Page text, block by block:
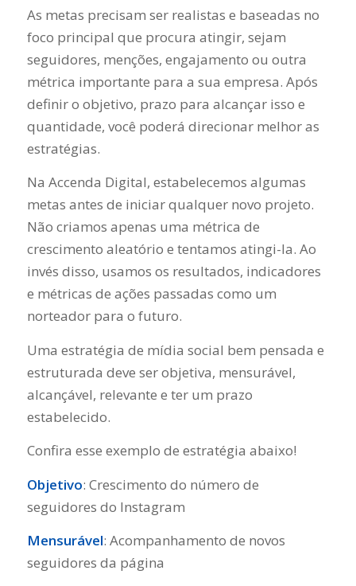
As metas precisam ser realistas e baseadas no
foco principal que procura atingir, sejam
seguidores, menções, engajamento ou outra
métrica importante para a sua empresa. Após
definir o objetivo, prazo para alcançar isso e
quantidade, você poderá direcionar melhor as
estratégias.
Na Accenda Digital, estabelecemos algumas
metas antes de iniciar qualquer novo projeto.
Não criamos apenas uma métrica de
crescimento aleatório e tentamos atingi-la. Ao
invés disso, usamos os resultados, indicadores
e métricas de ações passadas como um
norteador para o futuro.
Uma estratégia de mídia social bem pensada e
estruturada deve ser objetiva, mensurável,
alcançável, relevante e ter um prazo
estabelecido.
Confira esse exemplo de estratégia abaixo!
Objetivo: Crescimento do número de
seguidores do Instagram
Mensurável: Acompanhamento de novos
seguidores da página